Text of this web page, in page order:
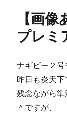
【画
プレミ
ナギビー２号
昨日も炎天下
残念ながら準
＾ですが、